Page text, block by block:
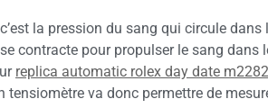
la pression du sang qui circule
contracte pour propulser le sang dans
replica automatic rolex day date
tensiomètre va donc permettre de